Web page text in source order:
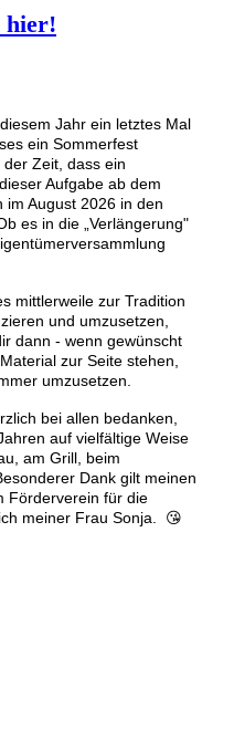
hier!
Jahr ein letztes Mal
ein Sommerfest
Zeit, dass ein
Aufgabe ab dem
im August 2026 in den
es in die „Verlängerung"
mittlerweile zur Tradition
und umzusetzen,
dann - wenn gewünscht
zur Seite stehen,
umzusetzen.
bei allen bedanken,
auf vielfältige Weise
am Grill, beim
Dank gilt meinen
Förderverein für die
meiner Frau Sonja. 😘